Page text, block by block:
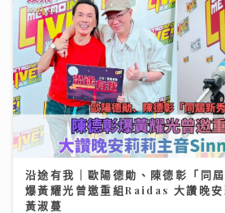
沿途有我｜歐陽德勛、陳德彰「同
爆黃耀光曾邀重組Raidas 大讚晚
黃淑蔓